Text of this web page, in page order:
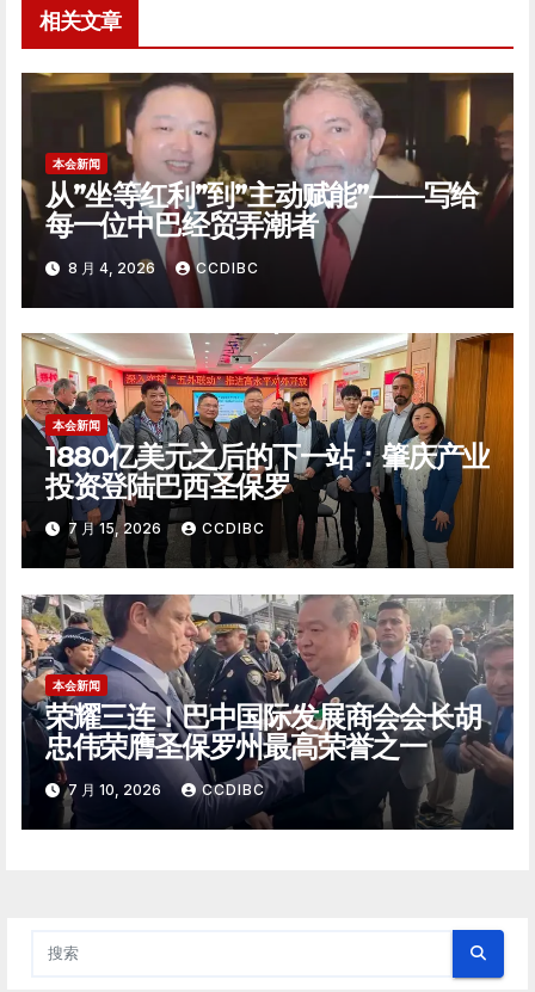
航
相关文章
本会新闻
从”坐等红利”到”主动赋能”——写给
每一位中巴经贸弄潮者
8 月 4, 2026 CCDIBC
本会新闻
1880亿美元之后的下一站：肇庆产业
投资登陆巴西圣保罗
7 月 15, 2026 CCDIBC
本会新闻
荣耀三连！巴中国际发展商会会长胡
忠伟荣膺圣保罗州最高荣誉之一
7 月 10, 2026 CCDIBC